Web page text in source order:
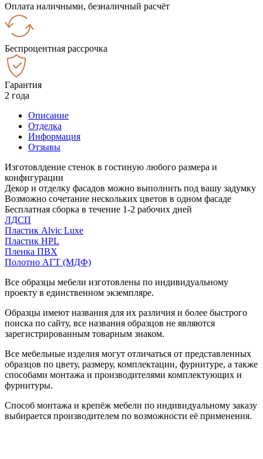
Оплата наличными, безналичный расчёт
Беспроцентная рассрочка
Гарантия
2 года
Описание
Отделка
Информация
Отзывы
Изготовлдение стенок в гостиную любого размера и
конфигурации
Декор и отделку фасадов можно выполнить под вашу задумку
Возможно сочетание нескольких цветов в одном фасаде
Бесплатная сборка в течение 1-2 рабочих дней
ЛДСП
Пластик Alvic Luxe
Пластик HPL
Пленка ПВХ
Полотно АГТ (МДФ)
Все образцы мебели изготовлены по индивидуальному
проекту в единственном экземпляре.
Образцы имеют названия для их различия и более быстрого
поиска по сайту, все названия образцов не являются
зарегистрированным товарным знаком.
Все мебельные изделия могут отличаться от представленных
образцов по цвету, размеру, комплектации, фурнитуре, а также
способами монтажа и производителями комплектующих и
фурнитуры.
Способ монтажа и крепёж мебели по индивидуальному заказу
выбирается производителем по возможности её применения.